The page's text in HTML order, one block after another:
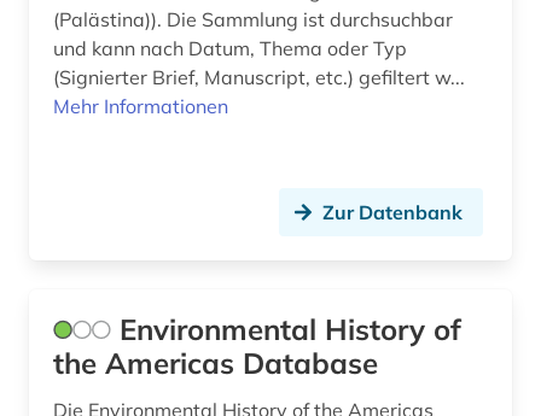
(Palästina)). Die Sammlung ist durchsuchbar
und kann nach Datum, Thema oder Typ
(Signierter Brief, Manuscript, etc.) gefiltert w...
Mehr Informationen
Zur Datenbank
Environmental History of
the Americas Database
Die Environmental History of the Americas